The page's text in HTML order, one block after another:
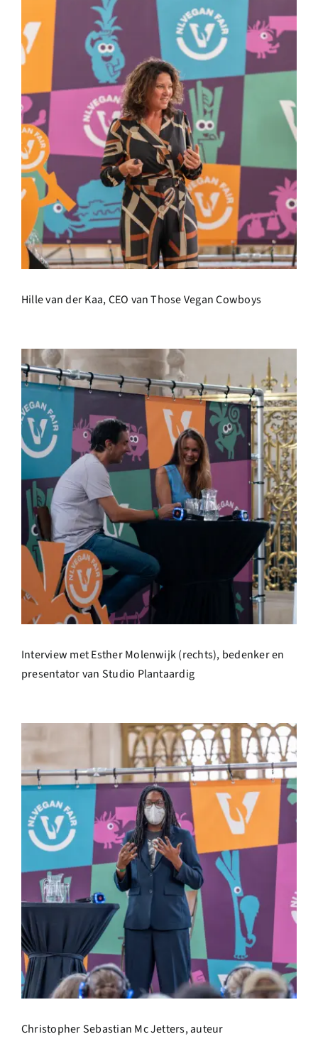
Hille van der Kaa, CEO van Those Vegan Cowboys
Interview met Esther Molenwijk (rechts), bedenker en
presentator van Studio Plantaardig
Christopher Sebastian Mc Jetters, auteur